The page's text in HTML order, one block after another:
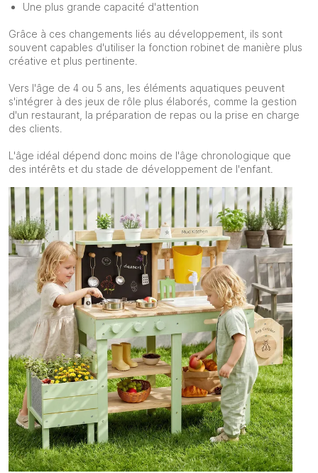
Une plus grande capacité d'attention
Grâce à ces changements liés au développement, ils sont
souvent capables d'utiliser la fonction robinet de manière plus
créative et plus pertinente.
Vers l'âge de 4 ou 5 ans, les éléments aquatiques peuvent
s'intégrer à des jeux de rôle plus élaborés, comme la gestion
d'un restaurant, la préparation de repas ou la prise en charge
des clients.
L'âge idéal dépend donc moins de l'âge chronologique que
des intérêts et du stade de développement de l'enfant.